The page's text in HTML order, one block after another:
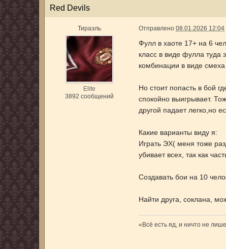
Red Devils
Тираэль
Elite
3892 сообщений
Отправлено08.01.2026 12:04
Фулл в хаоте 17+ на 6
класс в виде фулла туда
комбинации в виде
Но стоит попасть в бой
спокойно выигрывает.
другой падает легко,но
Какие варианты виду я:
Играть ЭХ( меня тоже
убивает всех, так как
Создавать бои на 10
Найти друга, соклана,
«Всё есть яд, и ничто не